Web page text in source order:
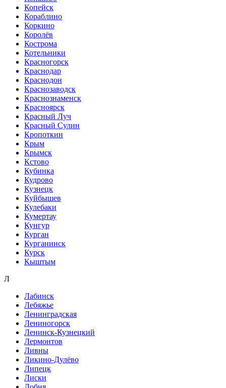
Копейск
Кораблино
Коркино
Королёв
Кострома
Котельники
Красногорск
Краснодар
Краснодон
Краснозаводск
Краснознаменск
Красноярск
Красный Луч
Красный Сулин
Кропоткин
Крым
Крымск
Кстово
Кубинка
Кудрово
Кузнецк
Куйбышев
Кулебаки
Кумертау
Кунгур
Курган
Курганинск
Курск
Кыштым
Л
Лабинск
Лебяжье
Ленинградская
Лениногорск
Ленинск-Кузнецкий
Лермонтов
Ливны
Ликино-Дулёво
Липецк
Лиски